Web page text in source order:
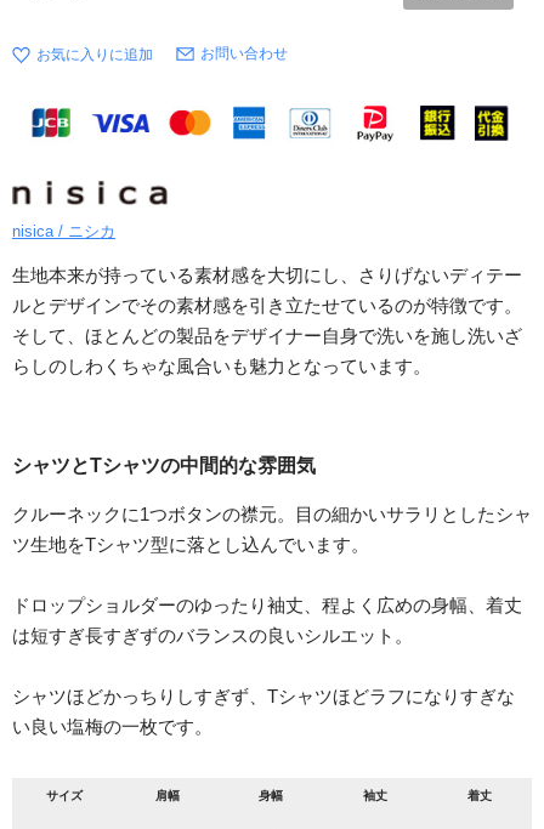
お問い合わせ
nisica / ニシカ
生地本来が持っている素材感を大切にし、さりげないディテー
ルとデザインでその素材感を引き立たせているのが特徴です。
そして、ほとんどの製品をデザイナー自身で洗いを施し洗いざ
らしのしわくちゃな風合いも魅力となっています。
シャツとTシャツの中間的な雰囲気
クルーネックに1つボタンの襟元。目の細かいサラリとしたシャ
ツ生地をTシャツ型に落とし込んでいます。
ドロップショルダーのゆったり袖丈、程よく広めの身幅、着丈
は短すぎ長すぎずのバランスの良いシルエット。
シャツほどかっちりしすぎず、Tシャツほどラフになりすぎな
い良い塩梅の一枚です。
サイズ 肩幅 身幅 袖丈 着丈